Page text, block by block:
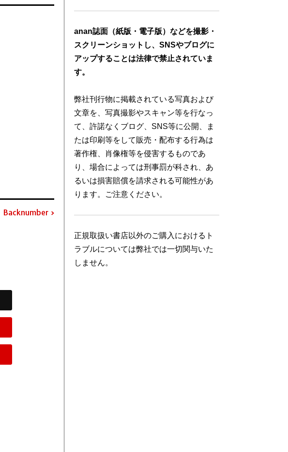
Backnumber
anan誌面（紙版・電子版）などを撮影・
スクリーンショットし、SNSやブログに
アップすることは法律で禁止されていま
す。
弊社刊行物に掲載されている写真および
文章を、写真撮影やスキャン等を行なっ
て、許諾なくブログ、SNS等に公開、ま
たは印刷等をして販売・配布する行為は
著作権、肖像権等を侵害するものであ
り、場合によっては刑事罰が科され、あ
るいは損害賠償を請求される可能性があ
ります。ご注意ください。
正規取扱い書店以外のご購入におけるト
ラブルについては弊社では一切関与いた
しません。